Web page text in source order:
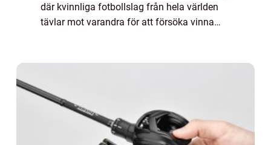
där kvinnliga fotbollslag från hela världen
tävlar mot varandra för att försöka vinna